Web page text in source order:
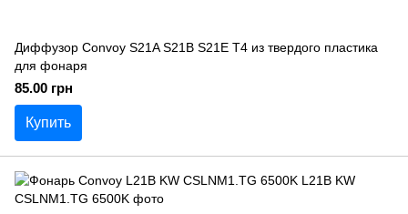
Диффузор Convoy S21A S21B S21E T4 из твердого пластика
для фонаря
85.00 грн
Купить